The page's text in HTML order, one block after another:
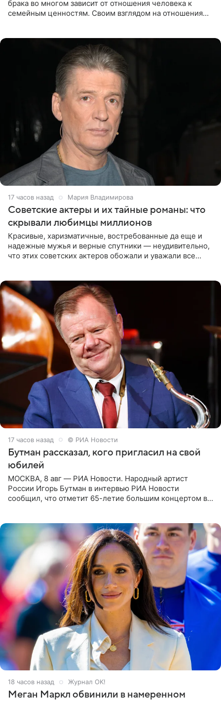
брака во многом зависит от отношения человека к
семейным ценностям. Своим взглядом на отношения
17 часов назад Мария Владимирова
Советские актеры и их тайные романы: что
скрывали любимцы миллионов
Красивые, харизматичные, востребованные да еще и
надежные мужья и верные спутники — неудивительно,
что этих советских актеров обожали и уважали все
17 часов назад © РИА Новости
Бутман рассказал, кого пригласил на свой
юбилей
МОСКВА, 8 авг — РИА Новости. Народный артист
России Игорь Бутман в интервью РИА Новости
сообщил, что отметит 65-летие большим концертом в
18 часов назад Журнал OK!
Меган Маркл обвинили в намеренном